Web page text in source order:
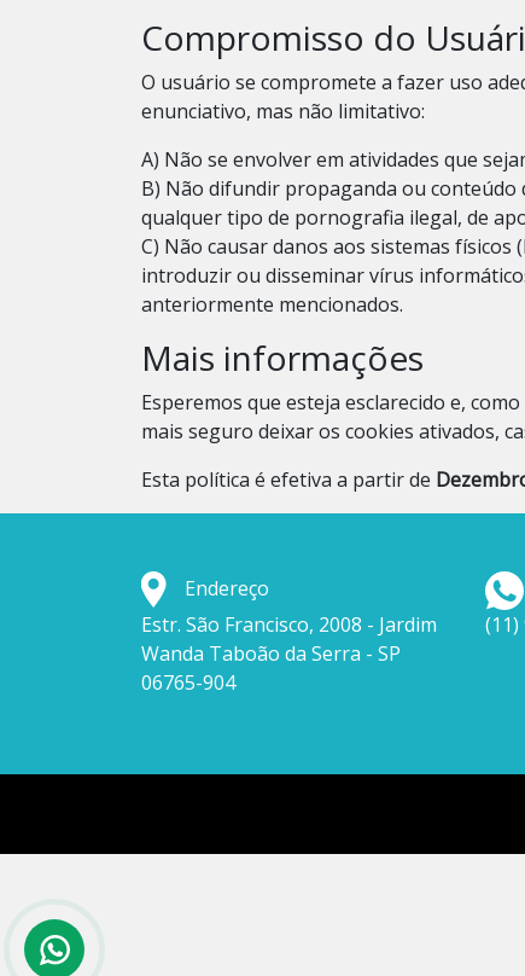
Compromisso do
O usuário se compromete a fazer uso
enunciativo, mas não limitativo:
A) Não se envolver em atividades que
B) Não difundir propaganda ou conteúdo
qualquer tipo de pornografia ilegal, de
C) Não causar danos aos sistemas
introduzir ou disseminar vírus
anteriormente mencionados.
Mais informações
Esperemos que esteja esclarecido e,
mais seguro deixar os cookies ativados,
Esta política é efetiva a partir de
Endereço
Estr. São Francisco, 2008 - Jardim
Wanda Taboão da Serra - SP
06765-904
(11)